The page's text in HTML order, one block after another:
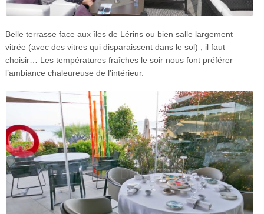
Belle terrasse face aux îles de Lérins ou bien salle largement
vitrée (avec des vitres qui disparaissent dans le sol) , il faut
choisir… Les températures fraîches le soir nous font préférer
l’ambiance chaleureuse de l’intérieur.